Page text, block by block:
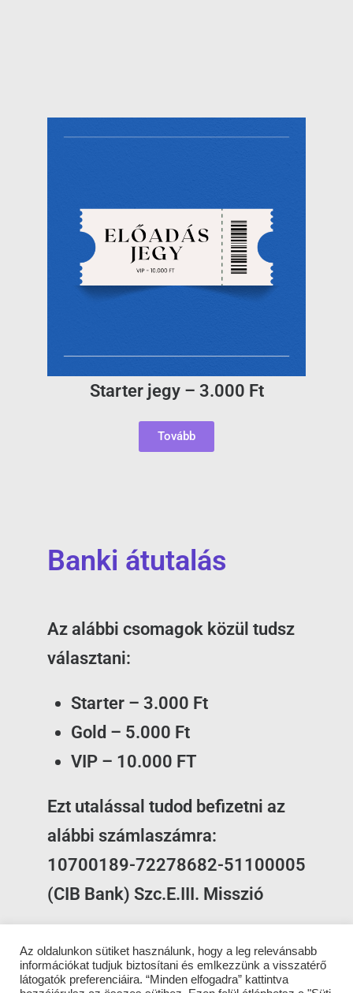
Starter jegy – 3.000 Ft
Tovább
Banki átutalás
Az alábbi csomagok közül tudsz
választani:
Starter – 3.000 Ft
Gold – 5.000 Ft
VIP – 10.000 FT
Ezt utalással tudod befizetni az
alábbi számlaszámra:
10700189-72278682-51100005
(CIB Bank) Szc.E.III. Misszió
végezzük, ehhez türelmedet
Az oldalunkon sütiket használunk, hogy a leg relevánsabb
információkat tudjuk biztosítani és emlkezzünk a visszatérő
látogatók preferenciáira. “Minden elfogadra” kattintva